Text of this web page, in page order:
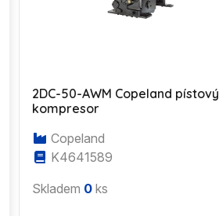
2DC-50-AWM Copeland pístový
kompresor
Copeland
K4641589
Skladem 0 ks